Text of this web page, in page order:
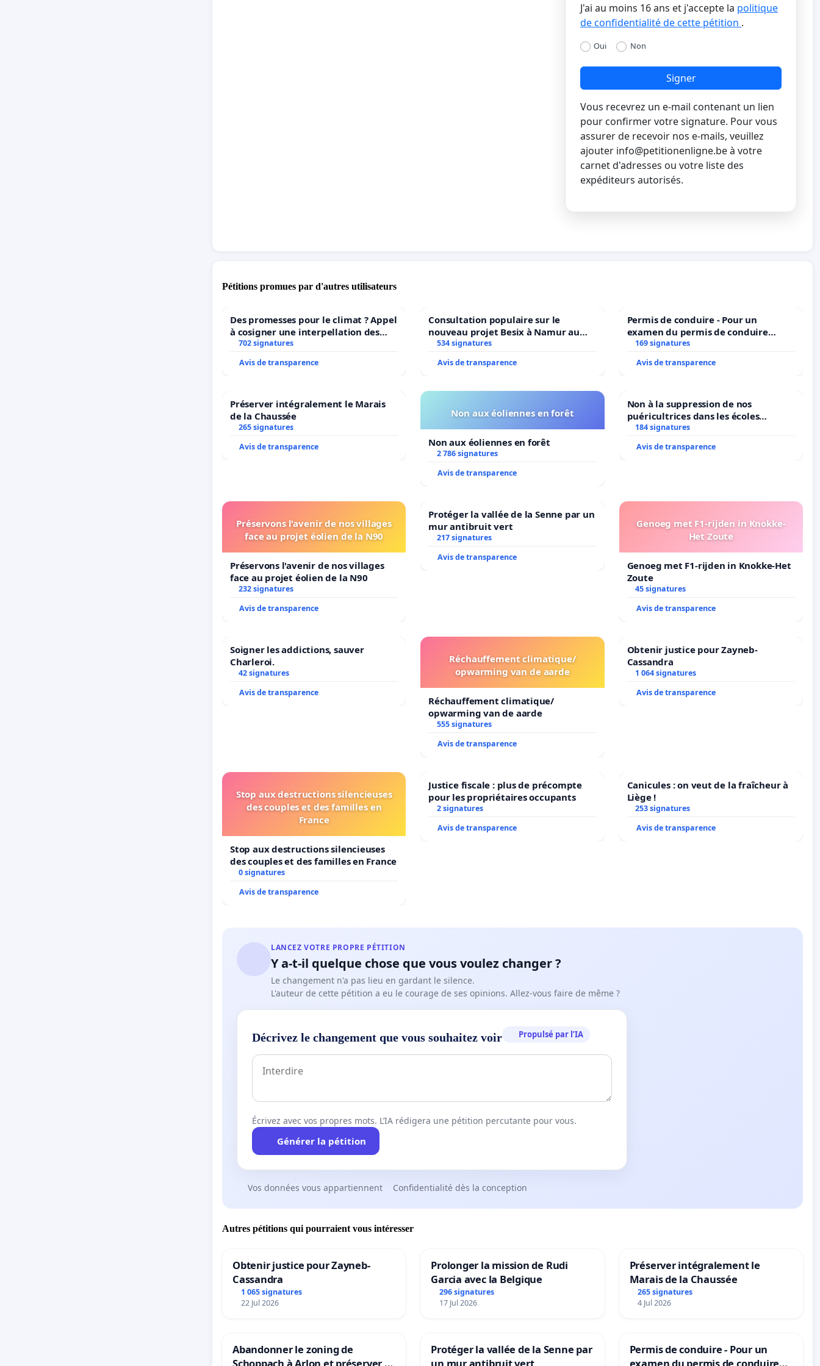
J'ai au moins 16 ans et j'accepte la politique
de confidentialité de cette pétition .
Oui Non
Signer
Vous recevrez un e-mail contenant un lien
pour confirmer votre signature. Pour vous
assurer de recevoir nos e-mails, veuillez
ajouter info@petitionenligne.beà votre
carnet d'adresses ou votre liste des
expéditeurs autorisés.
Pétitions promues par d'autres utilisateurs
Des promesses pour le climat ? Appel
à cosigner une interpellation des
ministres wallons du climat et de
702 signatures
Avis de transparence
Consultation populaire sur le
nouveau projet Besix à Namur au
Parc Léopold ?
534 signatures
Avis de transparence
Permis de conduire - Pour un
examen du permis de conduire
accessible dans plusieurs langues à
169 signatures
Avis de transparence
Préserver intégralement le Marais
de la Chaussée
265 signatures
Avis de transparence
Non aux éoliennes en forêt
Non aux éoliennes en forêt
2 786 signatures
Avis de transparence
Non à la suppression de nos
puéricultrices dans les écoles
communale de Flémalle !
184 signatures
Avis de transparence
Préservons l'avenir de nos villages
face au projet éolien de la N90
Préservons l'avenir de nos villages
face au projet éolien de la N90
232 signatures
Avis de transparence
Protéger la vallée de la Senne par un
mur antibruit vert
217 signatures
Avis de transparence
Genoeg met F1-rijden in Knokke-
Het Zoute
Genoeg met F1-rijden in Knokke-Het
Zoute
45 signatures
Avis de transparence
Soigner les addictions, sauver
Charleroi.
42 signatures
Avis de transparence
Réchauffement climatique/
opwarming van de aarde
Réchauffement climatique/
opwarming van de aarde
555 signatures
Avis de transparence
Obtenir justice pour Zayneb-
Cassandra
1 064 signatures
Avis de transparence
Stop aux destructions silencieuses
des couples et des familles en
France
Stop aux destructions silencieuses
des couples et des familles en France
0 signatures
Avis de transparence
Justice fiscale : plus de précompte
pour les propriétaires occupants
2 signatures
Avis de transparence
Canicules : on veut de la fraîcheur à
Liège !
253 signatures
Avis de transparence
LANCEZ VOTRE PROPRE PÉTITION
Y a-t-il quelque chose que vous voulez changer ?
Le changement n'a pas lieu en gardant le silence.
L'auteur de cette pétition a eu le courage de ses opinions. Allez-vous faire de même ?
Décrivez le changement que vous souhaitez voir Propulsé par l’IA
Écrivez avec vos propres mots. L’IA rédigera une pétition percutante pour vous.
Générer la pétition
Vos données vous appartiennent Confidentialité dès la conception
Autres pétitions qui pourraient vous intéresser
Obtenir justice pour Zayneb-
Cassandra
1 065 signatures
22 Jul 2026
Prolonger la mission de Rudi
Garcia avec la Belgique
296 signatures
17 Jul 2026
Préserver intégralement le
Marais de la Chaussée
265 signatures
4 Jul 2026
Abandonner le zoning de
Protéger la vallée de la Senne par
Permis de conduire - Pour un